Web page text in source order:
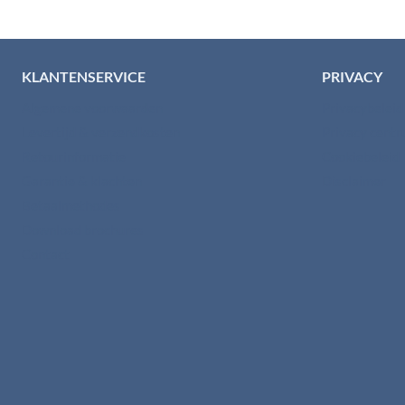
KLANTENSERVICE PRIVACY